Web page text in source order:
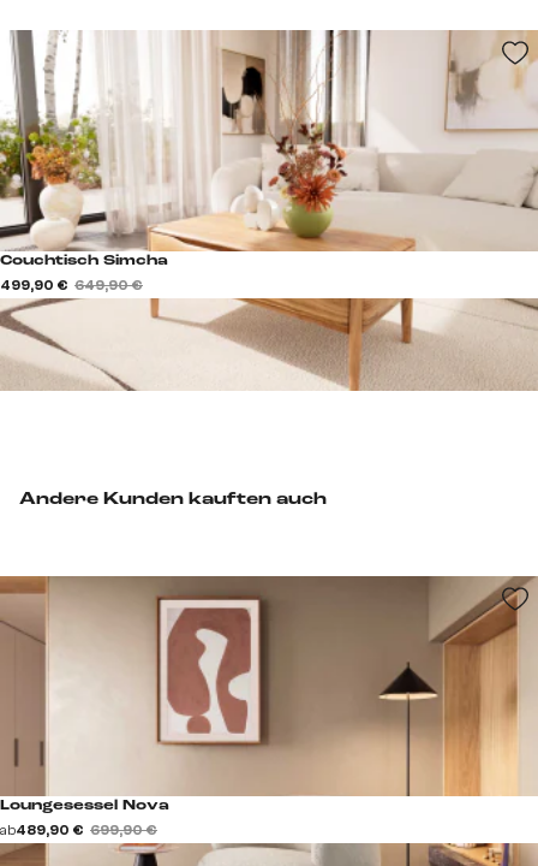
Andere Kunden kauften auch
Loungesessel Nova
ab489,90 € 699,90 €
Couchtisch Simcha
499,90 € 649,90 €